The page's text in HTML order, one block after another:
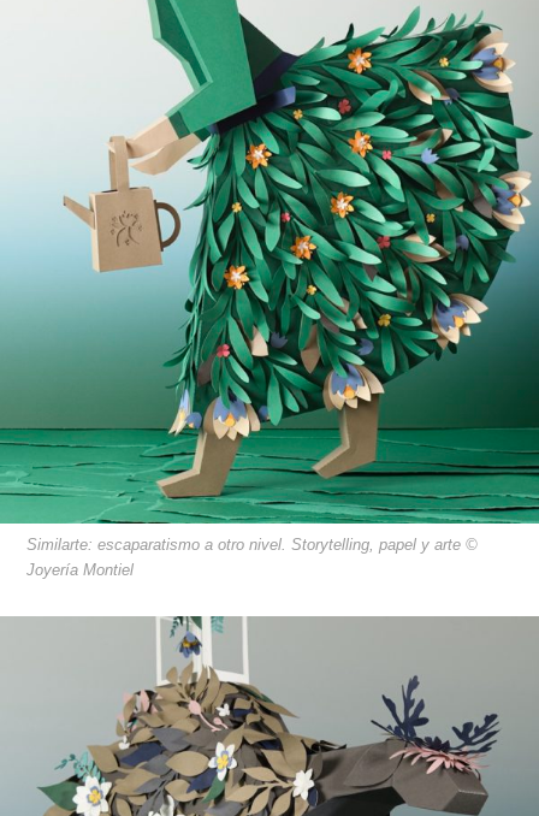
Similarte: escaparatismo a otro nivel. Storytelling, papel y arte ©
Joyería Montiel